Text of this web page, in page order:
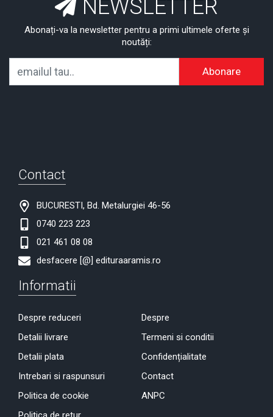
NEWSLETTER
Abonați-va la newsletter pentru a primi ultimele oferte și
noutăți:
Abonare
Contact
BUCURESTI, Bd. Metalurgiei 46-56
0740 223 223
021 461 08 08
desfacere [@] edituraaramis.ro
Informatii
Despre reduceri
Detalii livrare
Detalii plata
Intrebari si raspunsuri
Politica de cookie
Despre
Termeni si conditii
Confidențialitate
Contact
ANPC